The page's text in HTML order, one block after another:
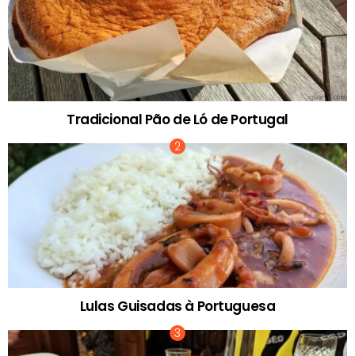
Tradicional Pão de Ló de Portugal
Lulas Guisadas à Portuguesa